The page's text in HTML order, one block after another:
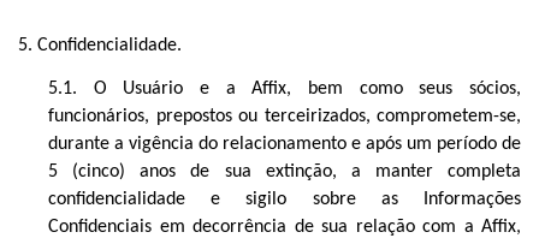
5. Confidencialidade.
5.1. O Usuário e a Affix, bem como seus sócios,
funcionários, prepostos ou terceirizados, comprometem-se,
durante a vigência do relacionamento e após um período de
5 (cinco) anos de sua extinção, a manter completa
confidencialidade e sigilo sobre as Informações
Confidenciais em decorrência de sua relação com a Affix,